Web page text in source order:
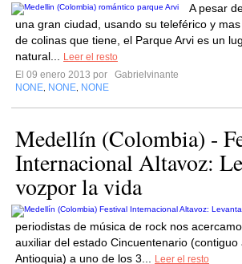
A pesar
una gran ciudad, usando su teleférico y
de colinas que tiene, el Parque Arvi es un
natural...
Leer el resto
El 09 enero 2013 por
Gabrielvinante
NONE NONE NONE
Medellín (Colombia) -
Internacional Altavoz:
vozpor la vida
periodistas de música de rock nos
auxiliar del estado Cincuentenario
Antioquia) a uno de los 3...
Leer el resto